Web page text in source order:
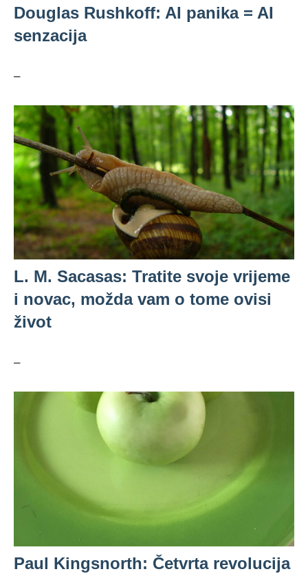
Douglas Rushkoff: AI panika = AI
senzacija
–
L. M. Sacasas: Tratite svoje vrijeme
i novac, možda vam o tome ovisi
život
–
Paul Kingsnorth: Četvrta revolucija